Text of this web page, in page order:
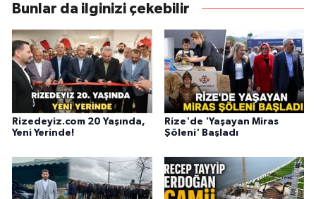
Bunlar da ilginizi çekebilir
Rizedeyiz.com 20 Yaşında,
Yeni Yerinde!
Rize'de 'Yaşayan Miras
Şöleni' Başladı